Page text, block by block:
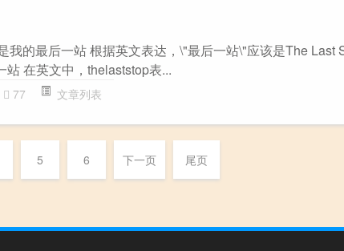
我的最后一站 根据英文表达，\"最后一站\"应该是The Last
在英文中，thelaststop表...
77 文章列表
5 6 下一页 尾页